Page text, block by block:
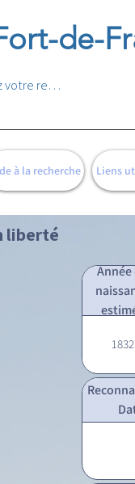
de-
à la recherche Liens
liberté
Année
1832